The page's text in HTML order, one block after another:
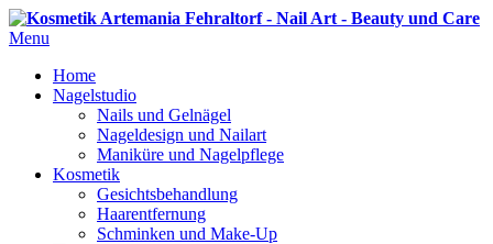
Menu
Home
Nagelstudio
Nails und Gelnägel
Nageldesign und Nailart
Maniküre und Nagelpflege
Kosmetik
Gesichtsbehandlung
Haarentfernung
Schminken und Make-Up